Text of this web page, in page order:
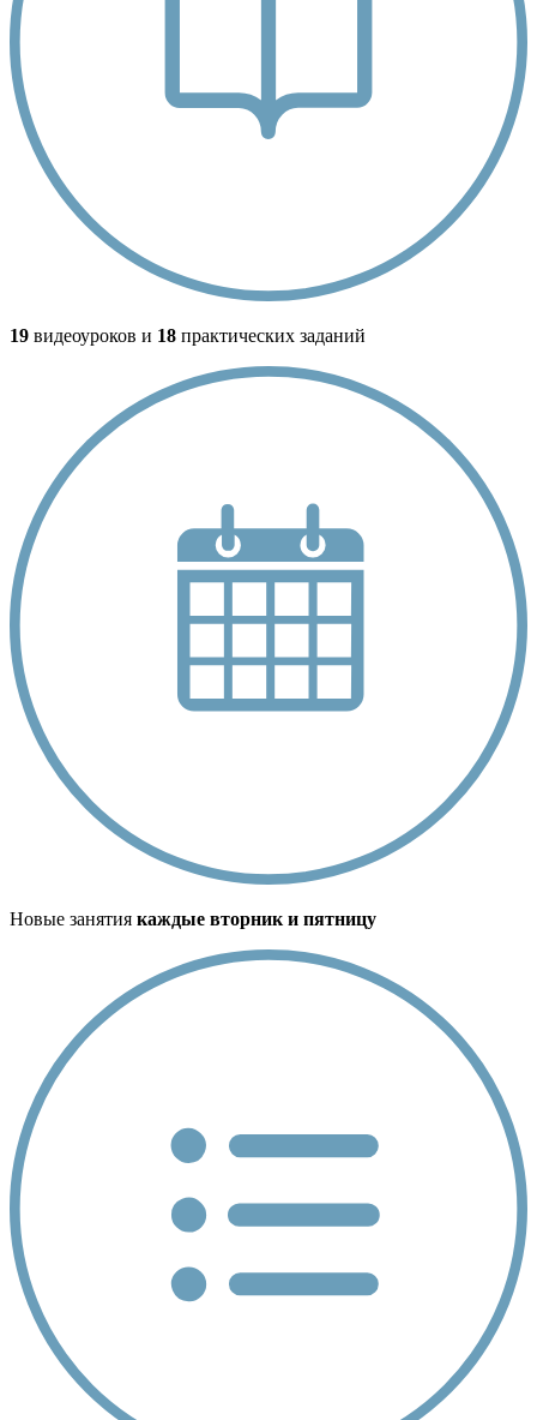
19 видеоуроков и 18 практических заданий
Новые занятия каждые вторник и пятницу